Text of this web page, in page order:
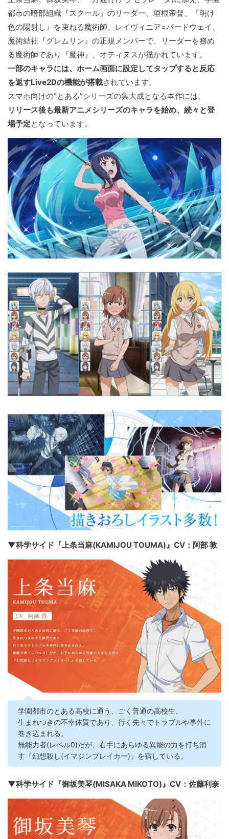
都市の暗部組織『スクール』のリーダー、垣根帝督、『明け
色の陽射し』を束ねる魔術師、レイヴィニア=バードウェイ、
魔術結社『グレムリン』の正規メンバーで、リーダーを務め
る魔術師であり『魔神』、オティヌスが描かれています。
一部のキャラには、ホーム画面に設定してタップすると反応
を返すLive2Dの機能が搭載されています。
スマホ向けの“とある”シリーズの集大成となる本作には、
リリース後も最新アニメシリーズのキャラを始め、続々と登
場予定となっています。
▼科学サイド『上条当麻(KAMIJOU TOUMA)』CV：阿部 敦
学園都市のとある高校に通う、ごく普通の高校生。
生まれつきの不幸体質であり、行く先々でトラブルや事件に
巻き込まれる。
無能力者(レベル0)だが、右手にあらゆる異能の力を打ち消
す『幻想殺し(イマジンブレイカー)』を宿している。
▼科学サイド『御坂美琴(MISAKA MIKOTO)』CV：佐藤利奈